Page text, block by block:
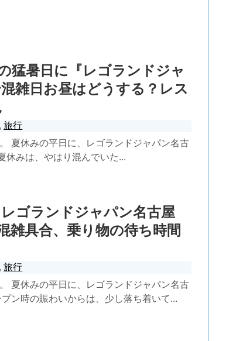
猛暑日に『レゴランドジャ
雑日お昼はどうする？レス
,旅行
夏休みの平日に、レゴランドジャパン名古
休みは、やはり混んでいた...
ゴランドジャパン名古屋
雑具合、乗り物の待ち時間
,旅行
夏休みの平日に、レゴランドジャパン名古
ン時の賑わいからは、少し落ち着いて...